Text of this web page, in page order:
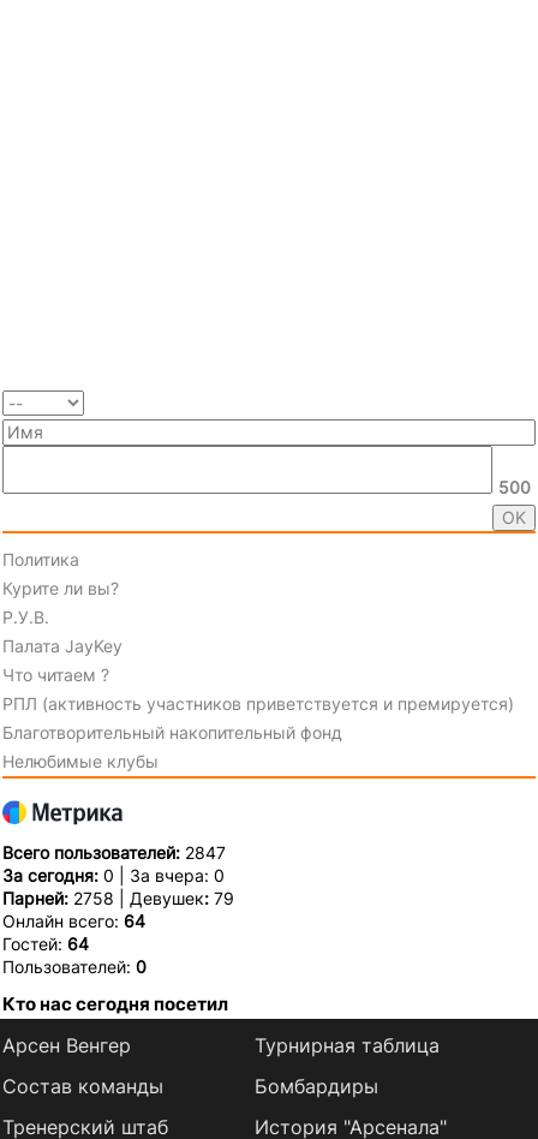
500
Политика
Курите ли вы?
Р.У.В.
Палата JayKey
Что читаем ?
РПЛ (активность участников приветствуется и премируется)
Благотворительный накопительный фонд
Нелюбимые клубы
Всего пользователей: 2847
За сегодня: 0 | За вчера: 0
Парней: 2758 | Девушек: 79
Онлайн всего: 64
Гостей: 64
Пользователей: 0
Кто нас сегодня посетил
Арсен Венгер
Состав команды
Тренерский штаб
Турнирная таблица
Бомбардиры
История "Арсенала"